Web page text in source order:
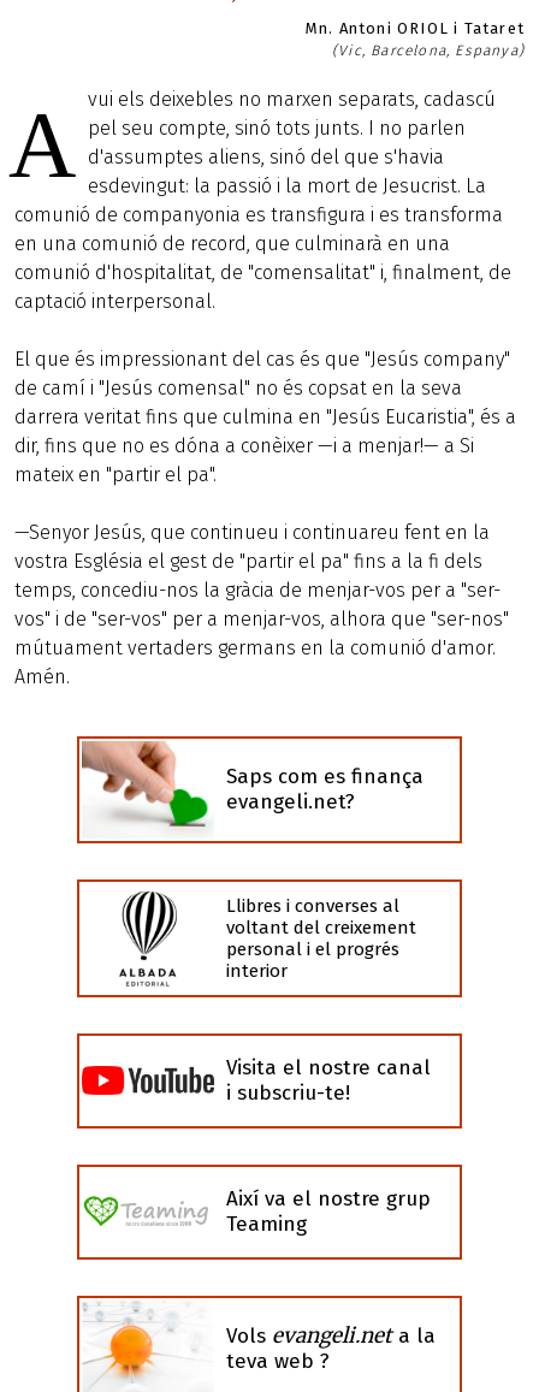
Mn. Antoni ORIOL i Tataret
(Vic, Barcelona, Espanya)
A vui els deixebles no marxen separats, cadascú
pel seu compte, sinó tots junts. I no parlen
d'assumptes aliens, sinó del que s'havia
esdevingut: la passió i la mort de Jesucrist. La
comunió de companyonia es transfigura i es transforma
en una comunió de record, que culminarà en una
comunió d'hospitalitat, de "comensalitat" i, finalment, de
captació interpersonal.
El que és impressionant del cas és que "Jesús company"
de camí i "Jesús comensal" no és copsat en la seva
darrera veritat fins que culmina en "Jesús Eucaristia", és a
dir, fins que no es dóna a conèixer —i a menjar!— a Si
mateix en "partir el pa".
—Senyor Jesús, que continueu i continuareu fent en la
vostra Església el gest de "partir el pa" fins a la fi dels
temps, concediu-nos la gràcia de menjar-vos per a "ser-
vos" i de "ser-vos" per a menjar-vos, alhora que "ser-nos"
mútuament vertaders germans en la comunió d'amor.
Amén.
Saps com es finança
evangeli.net?
Llibres i converses al
voltant del creixement
personal i el progrés
interior
Visita el nostre canal
i subscriu-te!
Així va el nostre grup
Teaming
Vols evangeli.neta la
teva web ?